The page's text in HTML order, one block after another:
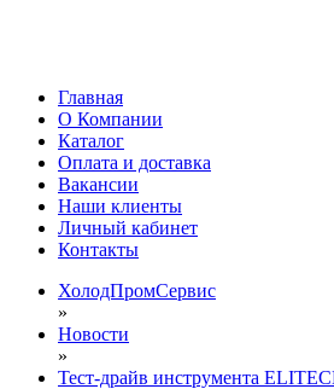
Главная
О Компании
Каталог
Оплата и доставка
Вакансии
Наши клиенты
Личный кабинет
Контакты
ХолодПромСервис
»
Новости
»
Тест-драйв инструмента